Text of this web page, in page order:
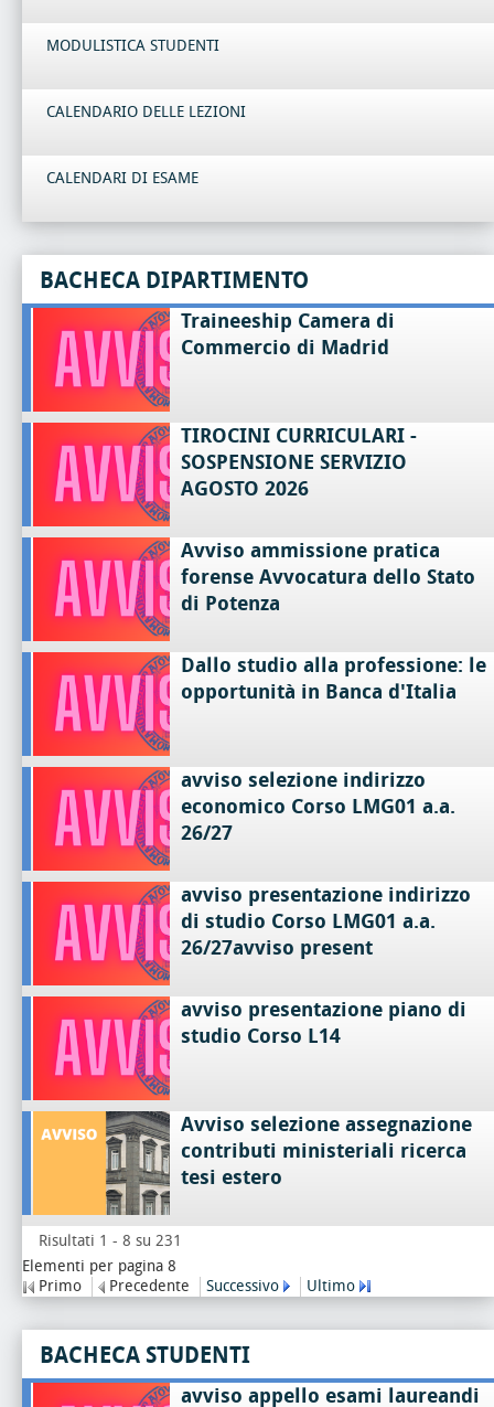
MODULISTICA STUDENTI
CALENDARIO DELLE LEZIONI
CALENDARI DI ESAME
BACHECA DIPARTIMENTO
Traineeship Camera di
Commercio di Madrid
TIROCINI CURRICULARI -
SOSPENSIONE SERVIZIO
AGOSTO 2026
Avviso ammissione pratica
forense Avvocatura dello Stato
di Potenza
Dallo studio alla professione: le
opportunità in Banca d'Italia
avviso selezione indirizzo
economico Corso LMG01 a.a.
26/27
avviso presentazione indirizzo
di studio Corso LMG01 a.a.
26/27avviso present
avviso presentazione piano di
studio Corso L14
Avviso selezione assegnazione
contributi ministeriali ricerca
tesi estero
Risultati 1 - 8 su 231
Elementi per pagina 8
Primo
Precedente Successivo Ultimo
BACHECA STUDENTI
avviso appello esami laureandi